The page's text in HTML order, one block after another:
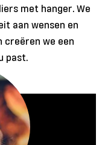
met hanger. We
aan wensen en
creëren we een
past.